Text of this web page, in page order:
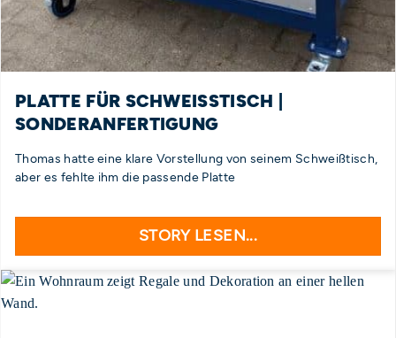
PLATTE FÜR SCHWEISSTISCH |
SONDERANFERTIGUNG
Thomas hatte eine klare Vorstellung von seinem Schweißtisch,
aber es fehlte ihm die passende Platte
STORY LESEN...